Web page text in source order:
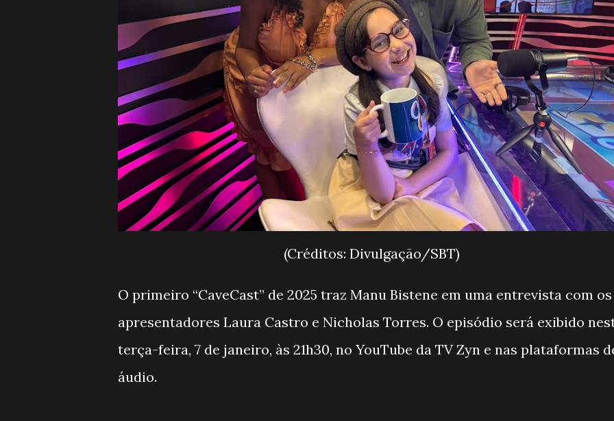
(Créditos: Divulgação/SBT)
O primeiro “CaveCast” de 2025 traz Manu Bistene em uma entrevista com os
apresentadores Laura Castro e Nicholas Torres. O episódio será exibido
terça-feira, 7 de janeiro, às 21h30, no YouTube da TV Zyn e nas plataformas
áudio.